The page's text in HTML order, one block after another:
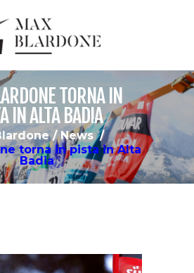
TORNA IN
IN ALTA BADIA
/News /
torna in pista in Alta
Badia